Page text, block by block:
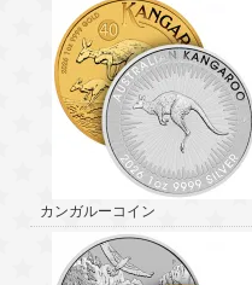
カンガルーコイン